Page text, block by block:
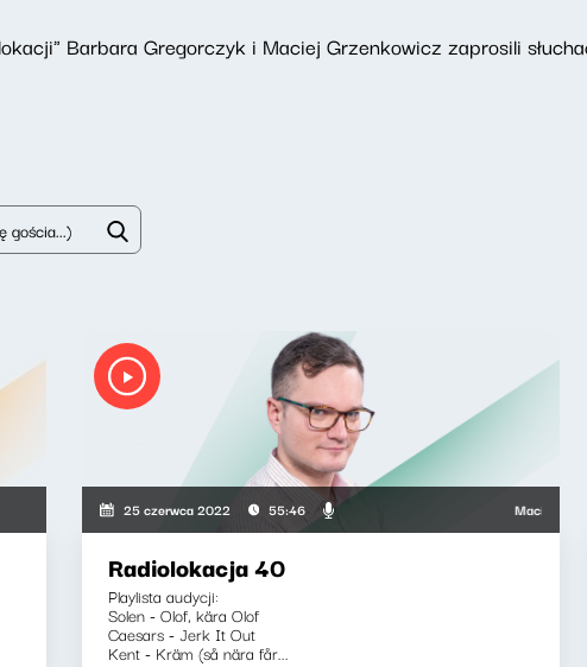
Barbara Gregorczyk i Maciej Grzenkowicz zaprosili
25 czerwca 2022 55:46 Maciej
Radiolokacja 40
Playlista audycji:
Solen - Olof, kära Olof
Caesars - Jerk It Out
Kent - Kräm (så nära får...